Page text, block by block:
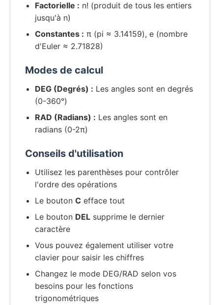
Factorielle : n! (produit de tous les entiers
jusqu'à n)
Constantes : π (pi ≈ 3.14159), e (nombre
d'Euler ≈ 2.71828)
Modes de calcul
DEG (Degrés) : Les angles sont en degrés
(0-360°)
RAD (Radians) : Les angles sont en
radians (0-2π)
Conseils d'utilisation
Utilisez les parenthèses pour contrôler
l'ordre des opérations
Le bouton C efface tout
Le bouton DEL supprime le dernier
caractère
Vous pouvez également utiliser votre
clavier pour saisir les chiffres
Changez le mode DEG/RAD selon vos
besoins pour les fonctions
trigonométriques